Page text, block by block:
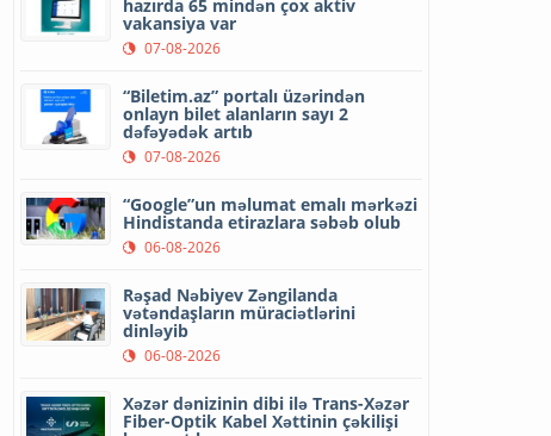
hazırda 65 mindən çox aktiv
vakansiya var
07-08-2026
“Biletim.az” portalı üzərindən
onlayn bilet alanların sayı 2
dəfəyədək artıb
07-08-2026
“Google”un məlumat emalı mərkəzi
Hindistanda etirazlara səbəb olub
06-08-2026
Rəşad Nəbiyev Zəngilanda
vətəndaşların müraciətlərini
dinləyib
06-08-2026
Xəzər dənizinin dibi ilə Trans-Xəzər
Fiber-Optik Kabel Xəttinin çəkilişi